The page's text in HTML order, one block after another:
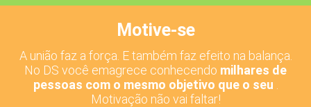
Motive-se
A união faz a força. E também faz efeito na balança.
No DS você emagrece conhecendo milhares de
pessoas com o mesmo objetivo que o seu
Motivação não vai faltar!